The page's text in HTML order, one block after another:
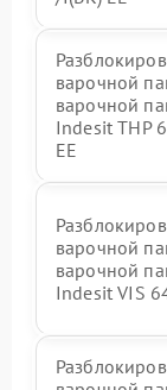
варочной
варочной
Indesit THP
EE
варочной
варочной
Indesit VIS